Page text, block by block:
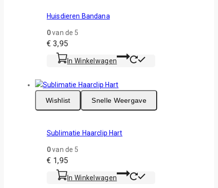
Huisdieren Bandana
0van de 5
€ 3,95
In Winkelwagen
Wishlist Snelle Weergave
Sublimatie Haarclip Hart
0van de 5
€ 1,95
In Winkelwagen